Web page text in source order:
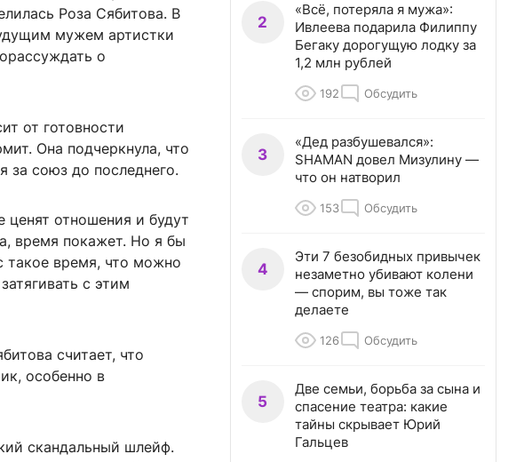
Роза Сябитова. В
мужем артистки
о
от готовности
Она подчеркнула, что
за союз до последнего.
ценят отношения и будут
время покажет. Но я бы
такое время, что можно
с этим
считает, что
особенно в
скандальный шлейф.
2
«Всё, потеряла я мужа»:
Ивлеева подарила Филиппу
Бегаку дорогущую лодку за
1,2 млн рублей
192 Обсудить
3
«Дед разбушевался»:
SHAMAN довел Мизулину —
что он натворил
153 Обсудить
4
Эти 7 безобидных привычек
незаметно убивают колени
— спорим, вы тоже так
делаете
126 Обсудить
5
Две семьи, борьба за сына и
спасение театра: какие
тайны скрывает Юрий
Гальцев